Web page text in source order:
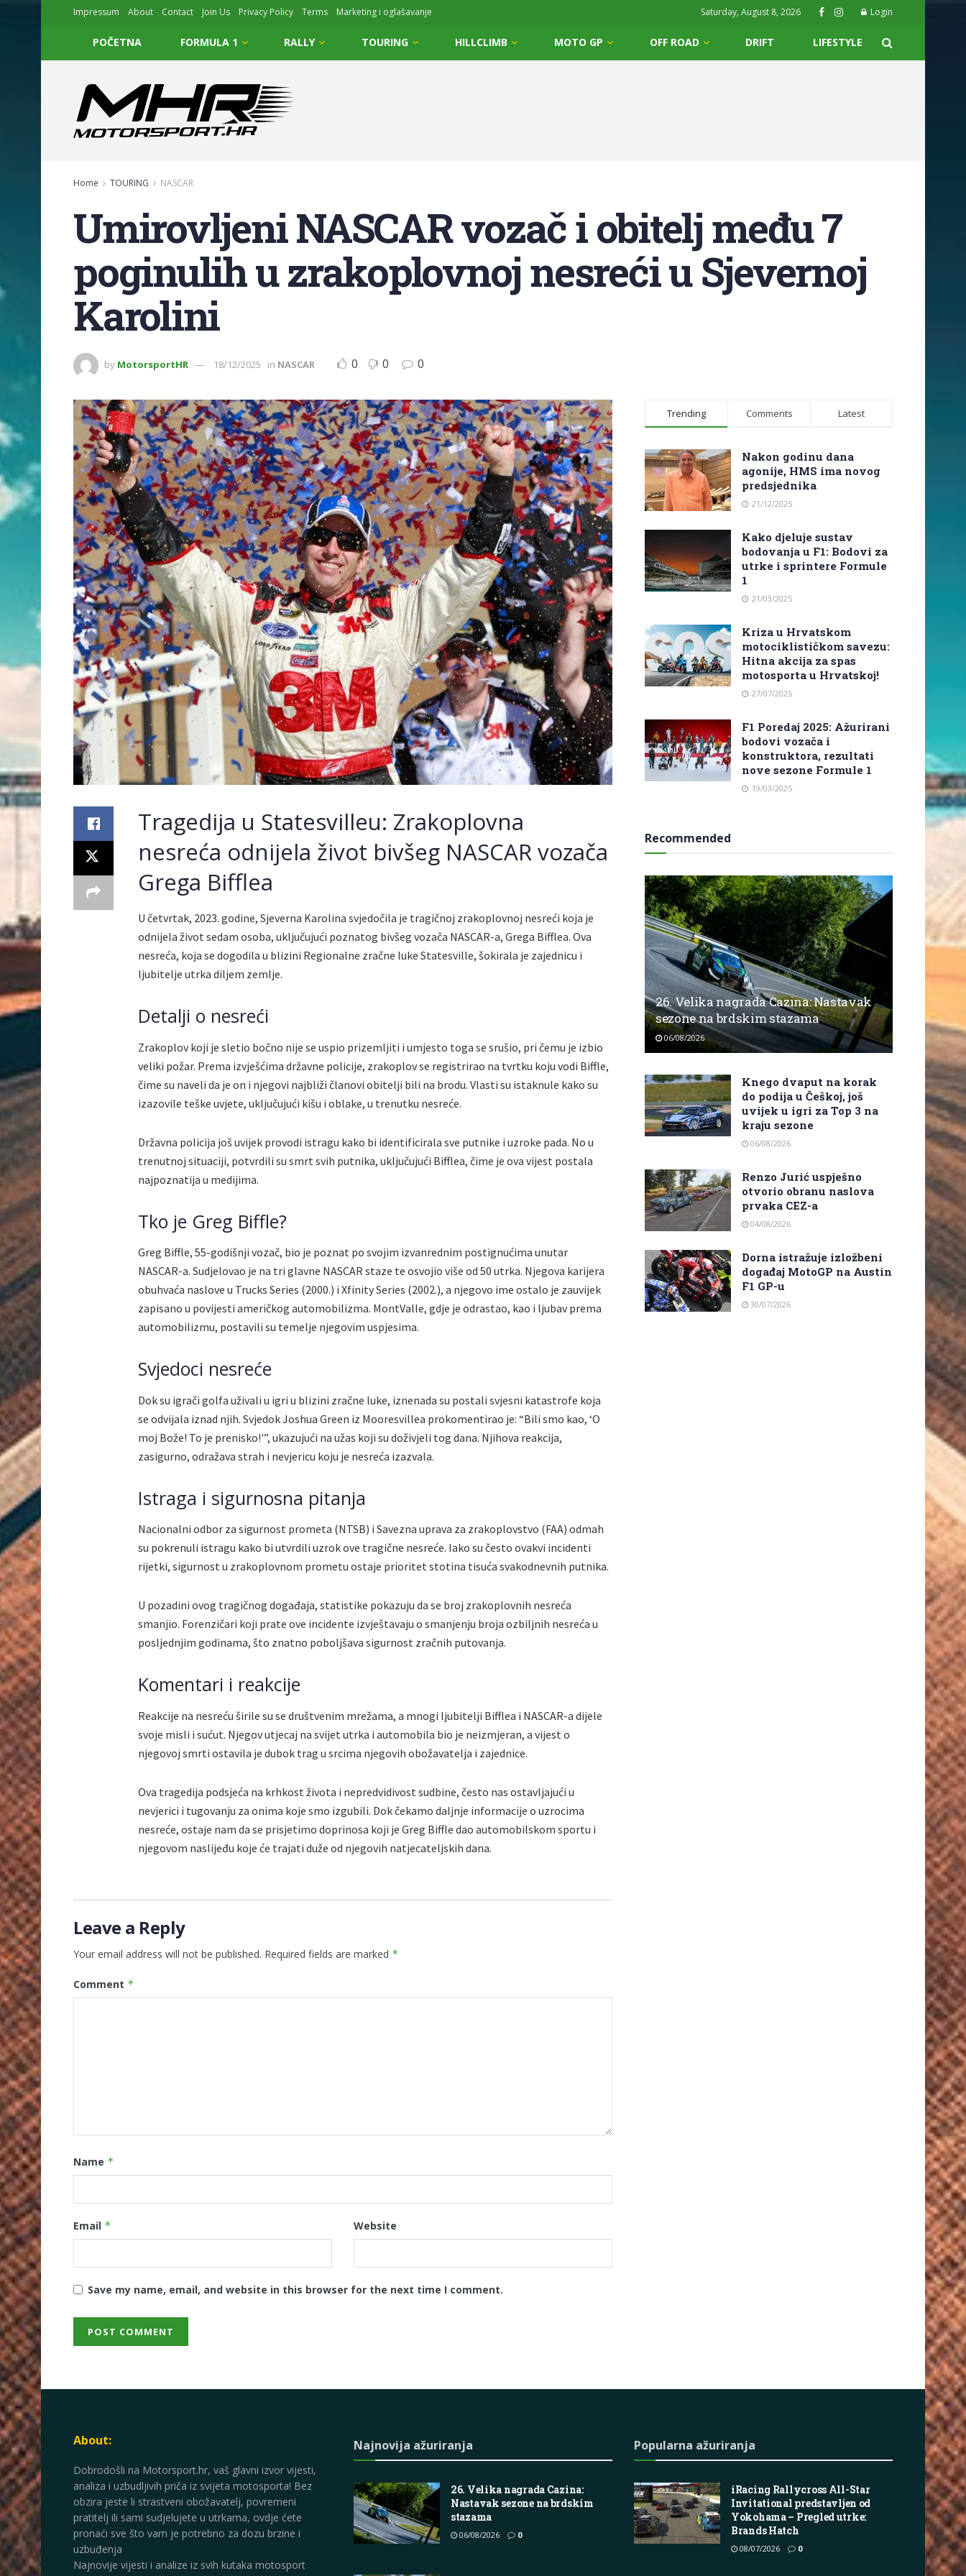
Impressum About Contact Join Us Privacy Policy Terms Marketing i oglašavanje Saturday, August 8, 2026 Login
POČETNA FORMULA 1 RALLY TOURING HILLCLIMB MOTO GP OFF ROAD DRIFT LIFESTYLE
Home TOURING NASCAR
Umirovljeni NASCAR vozač i obitelj među 7
poginulih u zrakoplovnoj nesreći u Sjevernoj
Karolini
by MotorsportHR 18/12/2025 in NASCAR 0 0 0
Tragedija u Statesvilleu: Zrakoplovna
nesreća odnijela život bivšeg NASCAR vozača
Grega Bifflea
U četvrtak, 2023. godine, Sjeverna Karolina svjedočila je tragičnoj zrakoplovnoj nesreći koja je
odnijela život sedam osoba, uključujući poznatog bivšeg vozača NASCAR-a, Grega Bifflea. Ova
nesreća, koja se dogodila u blizini Regionalne zračne luke Statesville, šokirala je zajednicu i
ljubitelje utrka diljem zemlje.
Detalji o nesreći
Zrakoplov koji je sletio bočno nije se uspio prizemljiti i umjesto toga se srušio, pri čemu je izbio
veliki požar. Prema izvješćima državne policije, zrakoplov se registrirao na tvrtku koju vodi Biffle,
čime su naveli da je on i njegovi najbliži članovi obitelji bili na brodu. Vlasti su istaknule kako su
izazovile teške uvjete, uključujući kišu i oblake, u trenutku nesreće.
Državna policija još uvijek provodi istragu kako bi identificirala sve putnike i uzroke pada. No u
trenutnoj situaciji, potvrdili su smrt svih putnika, uključujući Bifflea, čime je ova vijest postala
najpoznatija u medijima.
Tko je Greg Biffle?
Greg Biffle, 55-godišnji vozač, bio je poznat po svojim izvanrednim postignućima unutar
NASCAR-a. Sudjelovao je na tri glavne NASCAR staze te osvojio više od 50 utrka. Njegova karijera
obuhvaća naslove u Trucks Series (2000.) i Xfinity Series (2002.), a njegovo ime ostalo je zauvijek
zapisano u povijesti američkog automobilizma. MontValle, gdje je odrastao, kao i ljubav prema
automobilizmu, postavili su temelje njegovim uspjesima.
Svjedoci nesreće
Dok su igrači golfa uživali u igri u blizini zračne luke, iznenada su postali svjesni katastrofe koja
se odvijala iznad njih. Svjedok Joshua Green iz Mooresvillea prokomentirao je: “Bili smo kao, ‘O
moj Bože! To je prenisko!'”, ukazujući na užas koji su doživjeli tog dana. Njihova reakcija,
zasigurno, odražava strah i nevjericu koju je nesreća izazvala.
Istraga i sigurnosna pitanja
Nacionalni odbor za sigurnost prometa (NTSB) i Savezna uprava za zrakoplovstvo (FAA) odmah
su pokrenuli istragu kako bi utvrdili uzrok ove tragične nesreće. Iako su često ovakvi incidenti
rijetki, sigurnost u zrakoplovnom prometu ostaje prioritet stotina tisuća svakodnevnih putnika.
U pozadini ovog tragičnog događaja, statistike pokazuju da se broj zrakoplovnih nesreća
smanjio. Forenzičari koji prate ove incidente izvještavaju o smanjenju broja ozbiljnih nesreća u
posljednjim godinama, što znatno poboljšava sigurnost zračnih putovanja.
Komentari i reakcije
Reakcije na nesreću širile su se društvenim mrežama, a mnogi ljubitelji Bifflea i NASCAR-a dijele
svoje misli i sućut. Njegov utjecaj na svijet utrka i automobila bio je neizmjeran, a vijest o
njegovoj smrti ostavila je dubok trag u srcima njegovih obožavatelja i zajednice.
Ova tragedija podsjeća na krhkost života i nepredvidivost sudbine, često nas ostavljajući u
nevjerici i tugovanju za onima koje smo izgubili. Dok čekamo daljnje informacije o uzrocima
nesreće, ostaje nam da se prisjetimo doprinosa koji je Greg Biffle dao automobilskom sportu i
njegovom naslijeđu koje će trajati duže od njegovih natjecateljskih dana.
Leave a Reply
Your email address will not be published. Required fields are marked *
Comment *
Name *
Email * Website
Save my name, email, and website in this browser for the next time I comment.
Trending Comments Latest
Nakon godinu dana
agonije, HMS ima novog
predsjednika
21/12/2025
Kako djeluje sustav
bodovanja u F1: Bodovi za
utrke i sprintere Formule
1
21/03/2025
Kriza u Hrvatskom
motociklističkom savezu:
Hitna akcija za spas
motosporta u Hrvatskoj!
27/07/2025
F1 Poredaj 2025: Ažurirani
bodovi vozača i
konstruktora, rezultati
nove sezone Formule 1
19/03/2025
Recommended
26. Velika nagrada Cazina: Nastavak
sezone na brdskim stazama
06/08/2026
Knego dvaput na korak
do podija u Češkoj, još
uvijek u igri za Top 3 na
kraju sezone
06/08/2026
Renzo Jurić uspješno
otvorio obranu naslova
prvaka CEZ-a
04/08/2026
Dorna istražuje izložbeni
događaj MotoGP na Austin
F1 GP-u
30/07/2026
About:
Dobrodošli na Motorsport.hr, vaš glavni izvor vijesti,
analiza i uzbudljivih priča iz svijeta motosporta! Bez
obzira jeste li strastveni obožavatelj, povremeni
pratitelj ili sami sudjelujete u utrkama, ovdje ćete
pronaći sve što vam je potrebno za dozu brzine i
uzbuđenja
Najnovije vijesti i analize iz svih kutaka motosport
Najnovija ažuriranja
26. Velika nagrada Cazina:
Nastavak sezone na brdskim
stazama
06/08/2026 0
Popularna ažuriranja
iRacing Rallycross All-Star
Invitational predstavljen od
Yokohama – Pregled utrke:
Brands Hatch
08/07/2026 0